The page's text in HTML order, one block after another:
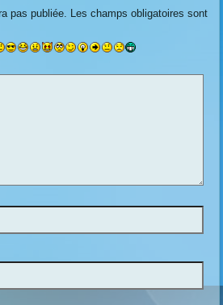
pas publiée. Les champs obligatoires sont